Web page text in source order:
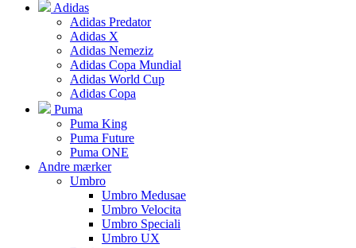
Adidas
Adidas Predator
Adidas X
Adidas Nemeziz
Adidas Copa Mundial
Adidas World Cup
Adidas Copa
Puma
Puma King
Puma Future
Puma ONE
Andre mærker
Umbro
Umbro Medusae
Umbro Velocita
Umbro Speciali
Umbro UX